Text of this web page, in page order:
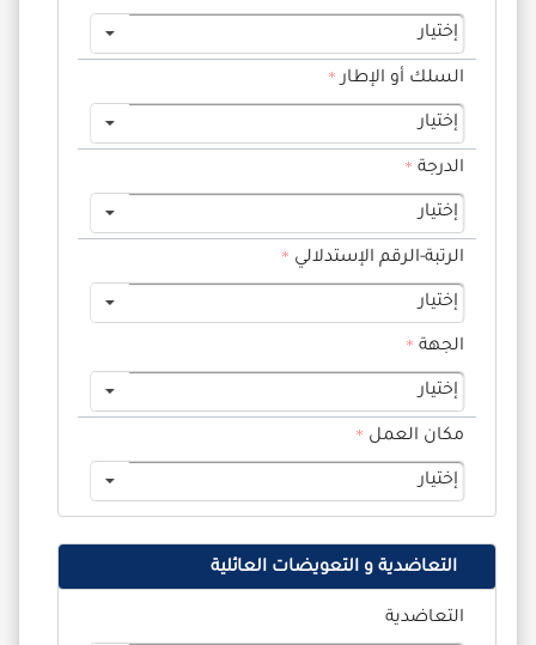
إختيار
السلك أو الإطار
إختيار
الدرجة
إختيار
الرتبة-الرقم الإستدلالي
إختيار
الجهة
إختيار
مكان العمل
إختيار
التعاضدية و التعويضات العائلية
التعاضدية